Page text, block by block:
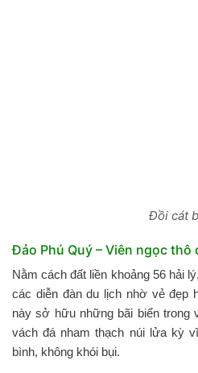
Đồi cát
Đảo Phú Quý – Viên ngọc
Nằm cách đất liền khoảng 56 hải
các diễn đàn du lịch nhờ vẻ đẹp
này sở hữu những bãi biển trong
vách đá nham thạch núi lửa kỳ
bình, không khói bụi.